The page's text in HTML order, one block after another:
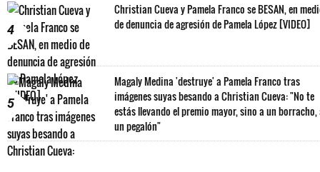
4
Christian Cueva y Pamela Franco se BESAN, en
de denuncia de agresión de Pamela López [VIDEO]
5
Magaly Medina 'destruye' a Pamela Franco tras
imágenes suyas besando a Christian Cueva: "No te
estás llevando el premio mayor, sino a un borracho,
un pegalón"